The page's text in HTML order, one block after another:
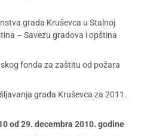
grada Kruševca u Stalnoj
– Savezu gradova i opština
fonda za zaštitu od požara
grada Kruševca za 2011.
od 29. decembra 2010. godine